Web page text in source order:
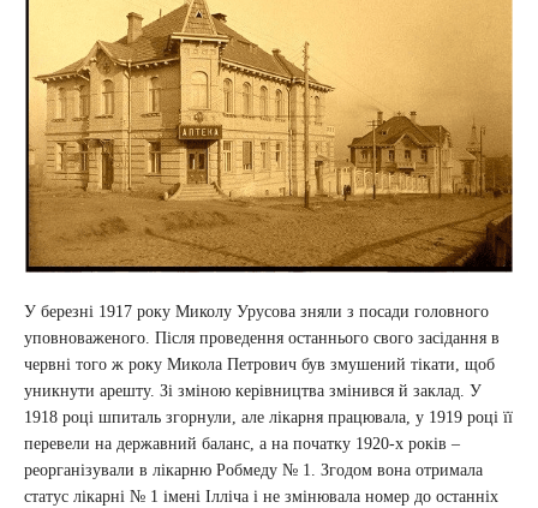
У березні 1917 року Миколу Урусова зняли з посади головного
уповноваженого. Після проведення останнього свого засідання в
червні того ж року Микола Петрович був змушений тікати, щоб
уникнути арешту. Зі зміною керівництва змінився й заклад. У
1918 році шпиталь згорнули, але лікарня працювала, у 1919 році її
перевели на державний баланс, а на початку 1920-х років –
реорганізували в лікарню Робмеду № 1. Згодом вона отримала
статус лікарні № 1 імені Ілліча і не змінювала номер до останніх